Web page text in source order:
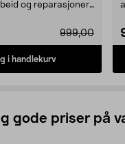
og reparasjoner.
999,00
i handlekurv
gode priser på